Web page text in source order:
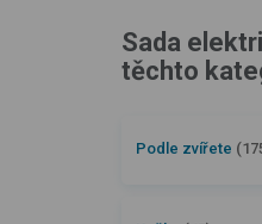
Sada
těchto
Podle zvířete